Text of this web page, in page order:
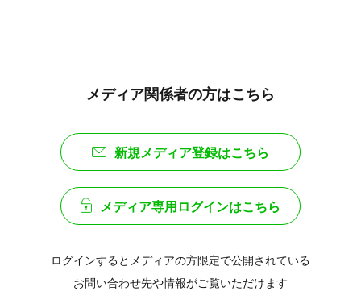
メディア関係者の方はこちら
新規メディア登録はこちら
メディア専用ログインはこちら
ログインするとメディアの方限定で公開されている
お問い合わせ先や情報がご覧いただけます